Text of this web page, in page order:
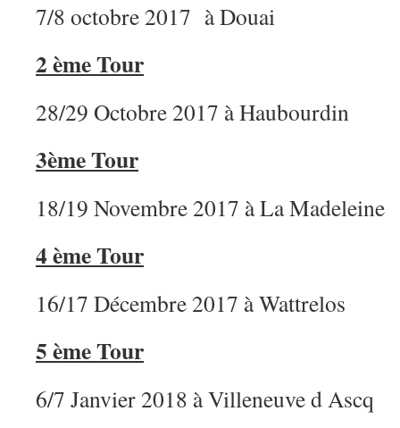
7/8 octobre 2017 à Douai
2 ème Tour
28/29 Octobre 2017 à Haubourdin
3ème Tour
18/19 Novembre 2017 à La Madeleine
4 ème Tour
16/17 Décembre 2017 à Wattrelos
5 ème Tour
6/7 Janvier 2018 à Villeneuve d Ascq